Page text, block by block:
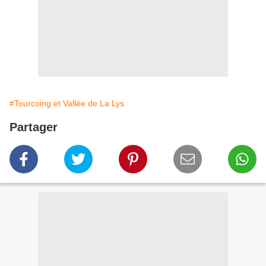
#Tourcoing et Vallée de La Lys
Partager